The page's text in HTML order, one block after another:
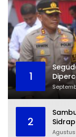
1
2
Zona 5